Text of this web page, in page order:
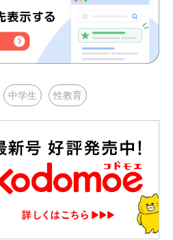
中学生 性教育